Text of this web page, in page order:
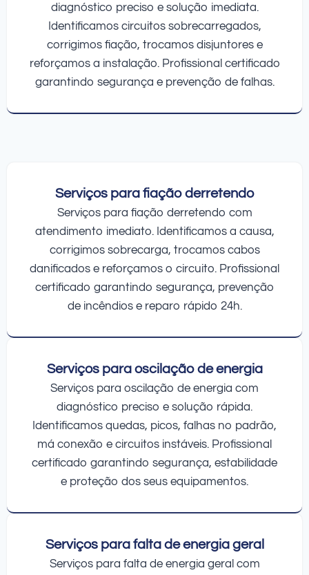
diagnóstico preciso e solução imediata.
Identificamos circuitos sobrecarregados,
corrigimos fiação, trocamos disjuntores e
reforçamos a instalação. Profissional certificado
garantindo segurança e prevenção de falhas.
Serviços para fiação derretendo
Serviços para fiação derretendo com
atendimento imediato. Identificamos a causa,
corrigimos sobrecarga, trocamos cabos
danificados e reforçamos o circuito. Profissional
certificado garantindo segurança, prevenção
de incêndios e reparo rápido 24h.
Serviços para oscilação de energia
Serviços para oscilação de energia com
diagnóstico preciso e solução rápida.
Identificamos quedas, picos, falhas no padrão,
má conexão e circuitos instáveis. Profissional
certificado garantindo segurança, estabilidade
e proteção dos seus equipamentos.
Serviços para falta de energia geral
Serviços para falta de energia geral com